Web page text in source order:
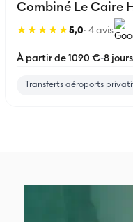
Combiné Le Caire
★★★★★5,0· 4 avis
À partir de 1090 €-8
Transferts aéroports